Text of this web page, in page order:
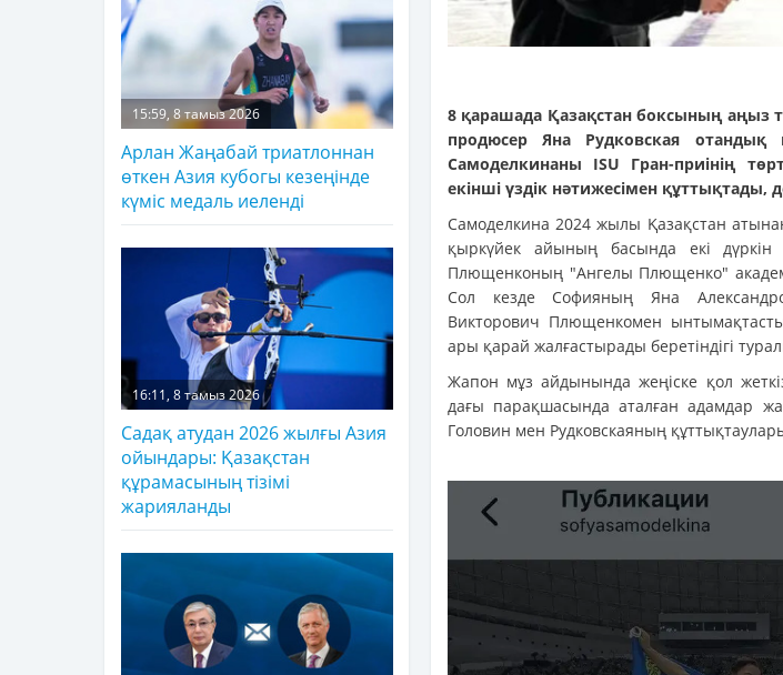
8 қарашада Қазақстан боксының аңыз
продюсер Яна Рудковская
Самоделкинаны ISU Гран-приінің
екінші үздік нәтижесімен құттықтады,
Самоделкина 2024 жылы Қазақстан
қыркүйек айының басында екі
Плющенконың "Ангелы Плющенко"
Сол кезде Софияның Яна
Викторович Плющенкомен
ары қарай жалғастырады беретіндігі
Жапон мұз айдынында жеңіске қол
дағы парақшасында аталған адамдар
Головин мен Рудковскаяның
15:59, 8 тамыз 2026
Арлан Жаңабай триатлоннан
өткен Азия кубогы кезеңінде
күміс медаль иеленді
16:11, 8 тамыз 2026
Садақ атудан 2026 жылғы Азия
ойындары: Қазақстан
құрамасының тізімі
жарияланды